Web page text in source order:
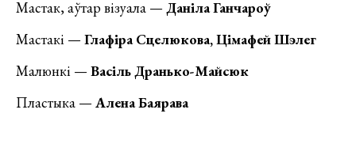
Мастак, аўтар візуала — Даніла Ганчароў
Мастакі —Глафіра Сцелюкова, Цімафей Шэлег
Малюнкі —Васіль Дранько-Майсюк
Пластыка — Алена Баярава